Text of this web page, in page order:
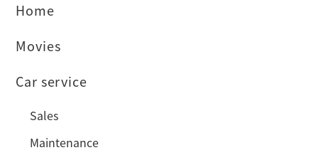
Home
Movies
Car service
Sales
Maintenance